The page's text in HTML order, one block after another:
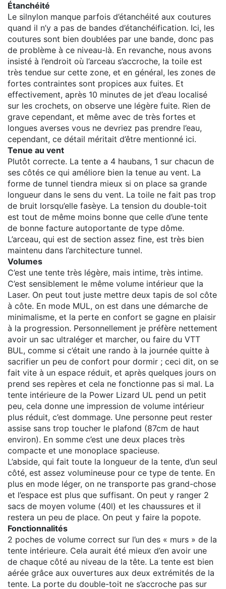
Étanchéité
Le silnylon manque parfois d’étanchéité aux coutures
quand il n’y a pas de bandes d’étanchéification. Ici, les
coutures sont bien doublées par une bande, donc pas
de problème à ce niveau-là. En revanche, nous avons
insisté à l’endroit où l’arceau s’accroche, la toile est
très tendue sur cette zone, et en général, les zones de
fortes contraintes sont propices aux fuites. Et
effectivement, après 10 minutes de jet d’eau localisé
sur les crochets, on observe une légère fuite. Rien de
grave cependant, et même avec de très fortes et
longues averses vous ne devriez pas prendre l’eau,
cependant, ce détail méritait d’être mentionné ici.
Tenue au vent
Plutôt correcte. La tente a 4 haubans, 1 sur chacun de
ses côtés ce qui améliore bien la tenue au vent. La
forme de tunnel tiendra mieux si on place sa grande
longueur dans le sens du vent. La toile ne fait pas trop
de bruit lorsqu’elle fasèye. La tension du double-toit
est tout de même moins bonne que celle d’une tente
de bonne facture autoportante de type dôme.
L’arceau, qui est de section assez fine, est très bien
maintenu dans l’architecture tunnel.
Volumes
C’est une tente très légère, mais intime, très intime.
C’est sensiblement le même volume intérieur que la
Laser. On peut tout juste mettre deux tapis de sol côte
à côte. En mode MUL, on est dans une démarche de
minimalisme, et la perte en confort se gagne en plaisir
à la progression. Personnellement je préfère nettement
avoir un sac ultraléger et marcher, ou faire du VTT
BUL, comme si c’était une rando à la journée quitte à
sacrifier un peu de confort pour dormir ; ceci dit, on se
fait vite à un espace réduit, et après quelques jours on
prend ses repères et cela ne fonctionne pas si mal. La
tente intérieure de la Power Lizard UL pend un petit
peu, cela donne une impression de volume intérieur
plus réduit, c’est dommage. Une personne peut rester
assise sans trop toucher le plafond (87cm de haut
environ). En somme c’est une deux places très
compacte et une monoplace spacieuse.
L’abside, qui fait toute la longueur de la tente, d’un seul
côté, est assez volumineuse pour ce type de tente. En
plus en mode léger, on ne transporte pas grand-chose
et l’espace est plus que suffisant. On peut y ranger 2
sacs de moyen volume (40l) et les chaussures et il
restera un peu de place. On peut y faire la popote.
Fonctionnalités
2 poches de volume correct sur l’un des « murs » de la
tente intérieure. Cela aurait été mieux d’en avoir une
de chaque côté au niveau de la tête. La tente est bien
aérée grâce aux ouvertures aux deux extrémités de la
tente. La porte du double-toit ne s’accroche pas sur